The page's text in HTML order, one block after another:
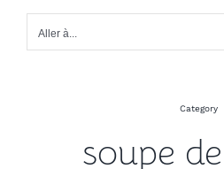
Aller à...
Category
soupe